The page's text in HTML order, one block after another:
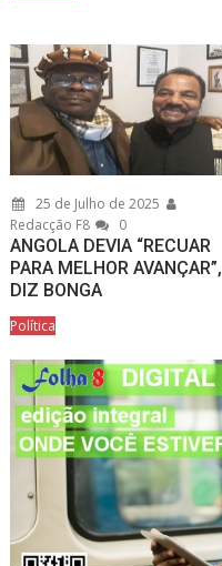
25 de Julho de 2025
Redacção F8
0
ANGOLA DEVIA “RECUAR
PARA MELHOR AVANÇAR”,
DIZ BONGA
Política